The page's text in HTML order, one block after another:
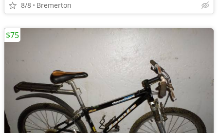
8/8 Bremerton
$75